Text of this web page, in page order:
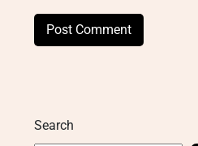
Search